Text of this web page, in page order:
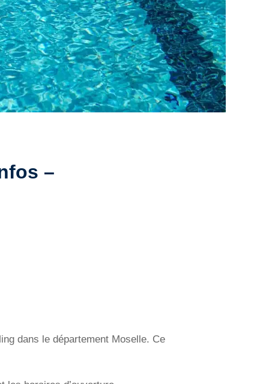
–
dans le département Moselle. Ce